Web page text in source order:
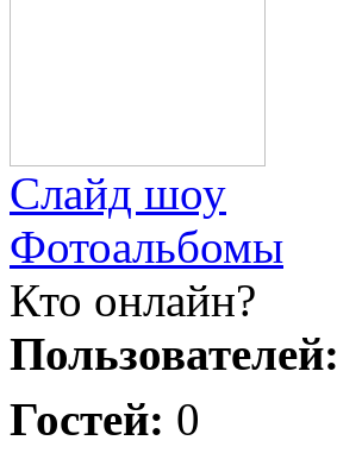
Слайд шоу
Фотоальбомы
Кто онлайн?
Пользователей:
Гостей: 0